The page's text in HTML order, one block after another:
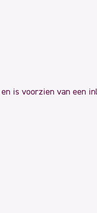
is voorzien van een